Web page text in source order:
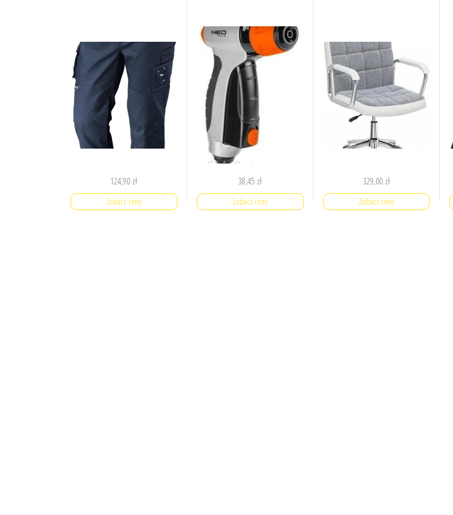
124,90 zł
Zobacz cenę
38,45 zł
Zobacz cenę
329,00 zł
Zobacz cenę